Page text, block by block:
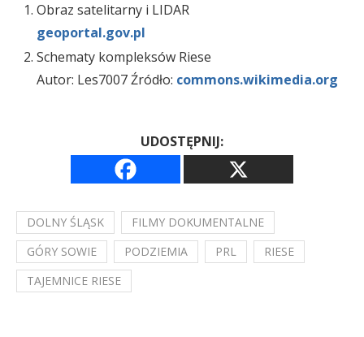
Obraz satelitarny i LIDAR
geoportal.gov.pl
Schematy kompleksów Riese
Autor: Les7007 Źródło: commons.wikimedia.org
UDOSTĘPNIJ:
DOLNY ŚLĄSK
FILMY DOKUMENTALNE
GÓRY SOWIE
PODZIEMIA PRL
RIESE
TAJEMNICE RIESE